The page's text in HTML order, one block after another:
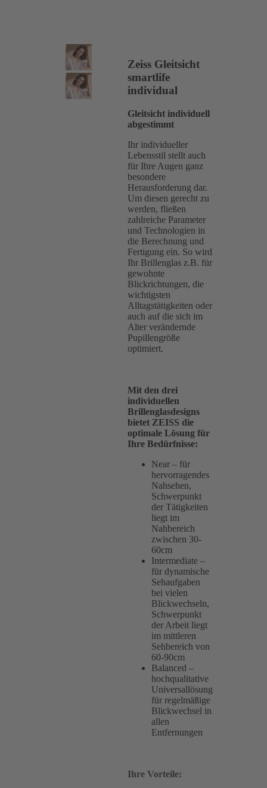
Zeiss Gleitsicht
smartlife
individual
Gleitsicht individuell
abgestimmt
Ihr individueller
Lebensstil stellt auch
für Ihre Augen ganz
besondere
Herausforderung dar.
Um diesen gerecht zu
werden, fließen
zahlreiche Parameter
und Technologien in
die Berechnung und
Fertigung ein. So wird
Ihr Brillenglas z.B. für
gewohnte
Blickrichtungen, die
wichtigsten
Alltagstätigkeiten oder
auch auf die sich im
Alter verändernde
Pupillengröße
optimiert.
Mit den drei
individuellen
Brillenglasdesigns
bietet ZEISS die
optimale Lösung für
Ihre Bedürfnisse:
Near – für
hervorragendes
Nahsehen,
Schwerpunkt
der Tätigkeiten
liegt im
Nahbereich
zwischen 30-
60cm
Intermediate –
für dynamische
Sehaufgaben
bei vielen
Blickwechseln,
Schwerpunkt
der Arbeit liegt
im mittleren
Sehbereich von
60-90cm
Balanced –
hochqualitative
Universallösung
für regelmäßige
Blickwechsel in
allen
Entfernungen
Ihre Vorteile: